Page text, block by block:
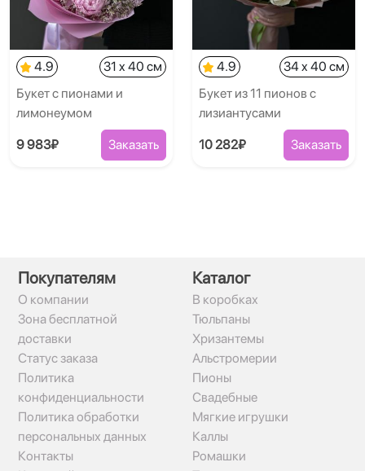
4.9
31 x 40 см
Букет с пионами и
лимонеумом
9 983₽ Заказать
4.9
34 x 40 см
Букет из 11 пионов с
лизиантусами
10 282₽ Заказать
Покупателям
О компании
Зона бесплатной
доставки
Статус заказа
Политика
конфиденциальности
Политика обработки
персональных данных
Контакты
Каталог
В коробках
Тюльпаны
Хризантемы
Альстромерии
Пионы
Свадебные
Мягкие игрушки
Каллы
Ромашки